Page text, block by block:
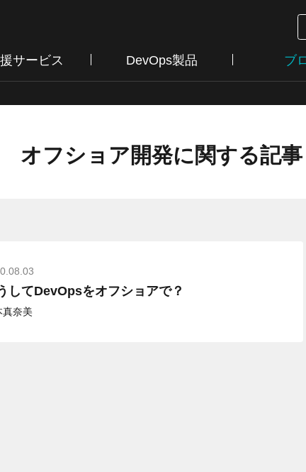
サービス DevOps製品 ブ
オフショア開発に関する記事
してDevOpsをオフショアで？
真奈美